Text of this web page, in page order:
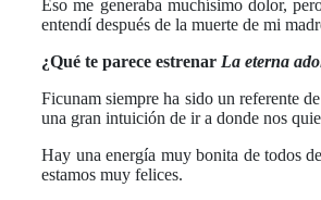
Eso me generaba muchísimo dolor,
entendí después de la muerte de mi
¿Qué te parece estrenar La eterna
Ficunam siempre ha sido un referente
una gran intuición de ir a donde nos
Hay una energía muy bonita de todos
estamos muy felices.